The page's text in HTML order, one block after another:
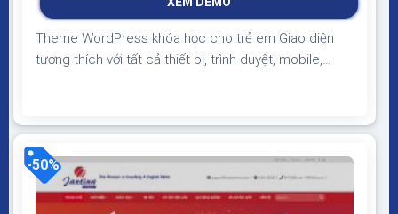
Theme WordPress khóa học cho trẻ em Giao diện
tương thích với tất cả thiết bị, trình duyệt, mobile,
load nhanh nhẹ tối ưu với các công cụ tìm kiếm
Theme sạch hoàn toàn 100% không...
-50%